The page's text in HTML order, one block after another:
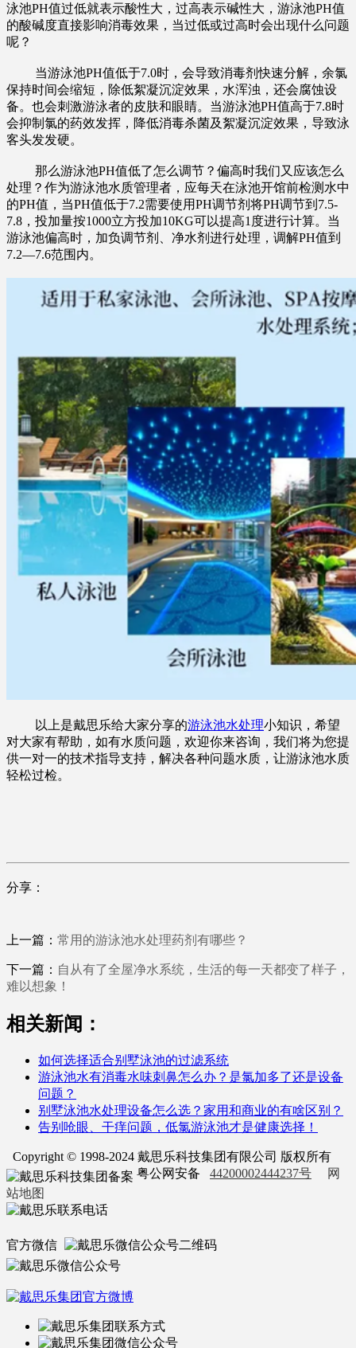
泳池PH值过低就表示酸性大，过高表示碱性大，游泳池PH值
的酸碱度直接影响消毒效果，当过低或过高时会出现什么问题
呢？
当游泳池PH值低于7.0时，会导致消毒剂快速分解，余氯
保持时间会缩短，除低絮凝沉淀效果，水浑浊，还会腐蚀设
备。也会刺激游泳者的皮肤和眼睛。当游泳池PH值高于7.8时
会抑制氯的药效发挥，降低消毒杀菌及絮凝沉淀效果，导致泳
客头发发硬。
那么游泳池PH值低了怎么调节？偏高时我们又应该怎么
处理？作为游泳池水质管理者，应每天在泳池开馆前检测水中
的PH值，当PH值低于7.2需要使用PH调节剂将PH调节到7.5-
7.8，投加量按1000立方投加10KG可以提高1度进行计算。当
游泳池偏高时，加负调节剂、净水剂进行处理，调解PH值到
7.2—7.6范围内。
以上是戴思乐给大家分享的游泳池水处理小知识，希望
对大家有帮助，如有水质问题，欢迎你来咨询，我们将为您提
供一对一的技术指导支持，解决各种问题水质，让游泳池水质
轻松过检。
分享：
上一篇： 常用的游泳池水处理药剂有哪些？
下一篇： 自从有了全屋净水系统，生活的每一天都变了样子，
难以想象！
相关新闻：
如何选择适合别墅泳池的过滤系统
游泳池水有消毒水味刺鼻怎么办？是氯加多了还是设备
问题？
别墅泳池水处理设备怎么选？家用和商业的有啥区别？
告别呛眼、干痒问题，低氯游泳池才是健康选择！
Copyright © 1998-2024 戴思乐科技集团有限公司 版权所有
粤公网安备 44200002444237号
网
站地图
官方微信